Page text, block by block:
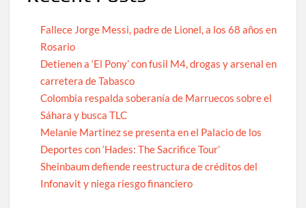
Fallece Jorge Messi, padre de Lionel, a los 68 años en
Rosario
Detienen a ‘El Pony’ con fusil M4, drogas y arsenal en
carretera de Tabasco
Colombia respalda soberanía de Marruecos sobre el
Sáhara y busca TLC
Melanie Martinez se presenta en el Palacio de los
Deportes con ‘Hades: The Sacrifice Tour’
Sheinbaum defiende reestructura de créditos del
Infonavit y niega riesgo financiero